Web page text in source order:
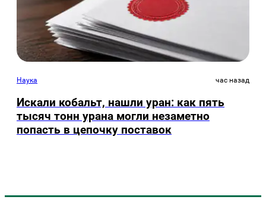
Наука час назад
Искали кобальт, нашли уран: как пять
тысяч тонн урана могли незаметно
попасть в цепочку поставок